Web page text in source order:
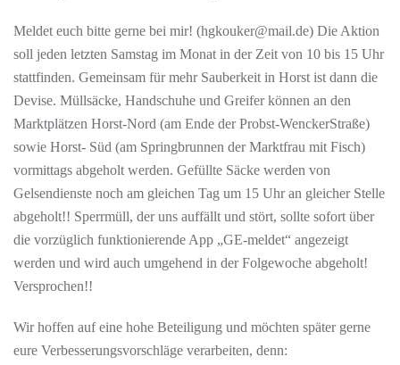
Meldet euch bitte gerne bei mir! (hgkouker@mail.de) Die Aktion
soll jeden letzten Samstag im Monat in der Zeit von 10 bis 15 Uhr
stattfinden. Gemeinsam für mehr Sauberkeit in Horst ist dann die
Devise. Müllsäcke, Handschuhe und Greifer können an den
Marktplätzen Horst-Nord (am Ende der Probst-WenckerStraße)
sowie Horst- Süd (am Springbrunnen der Marktfrau mit Fisch)
vormittags abgeholt werden. Gefüllte Säcke werden von
Gelsendienste noch am gleichen Tag um 15 Uhr an gleicher Stelle
abgeholt!! Sperrmüll, der uns auffällt und stört, sollte sofort über
die vorzüglich funktionierende App „GE-meldet“ angezeigt
werden und wird auch umgehend in der Folgewoche abgeholt!
Versprochen!!
Wir hoffen auf eine hohe Beteiligung und möchten später gerne
eure Verbesserungsvorschläge verarbeiten, denn: